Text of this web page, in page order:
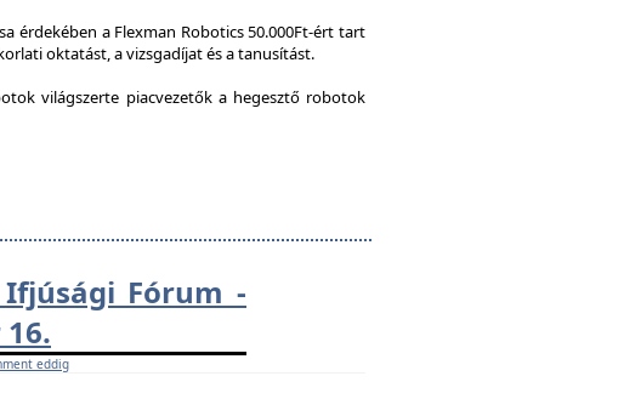
érdekében a Flexman Robotics 50.000Ft-ért tart
oktatást, a vizsgadíjat és a tanusítást.
világszerte piacvezetők a hegesztő robotok
Ifjúsági Fórum -
eddig